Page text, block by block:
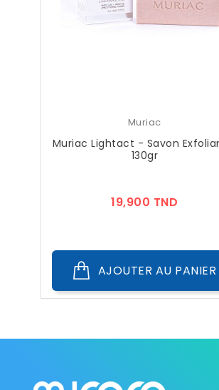
Muriac
Muriac Lightact - Savon
130gr
19,900 TND
AJOUTER AU PANIER